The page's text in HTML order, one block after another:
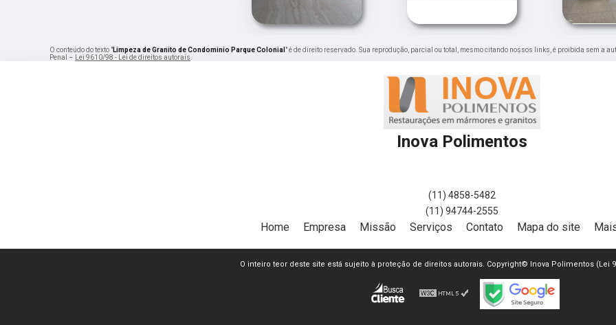
O conteúdo do texto "Limpeza de Granito de Condominio Parque Colonial " é de direito reservado. Sua reprodução, parcial ou total, mesmo citando nossos links, é proibida sem a
Penal –
Lei 9610/98 - Lei de direitos autorais
Inova Polimentos
(11) 4858-5482
(11) 94744-2555
Home Empresa Missão Serviços Contato Mapa do site
O inteiro teor deste site está sujeito à proteção de direitos autorais. Copyright© Inova Polimentos (Lei